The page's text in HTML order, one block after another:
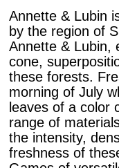
Annette & Lubin
by the region of
Annette & Lubin,
cone,
these forests.
morning of July
leaves of a color
range of
the intensity,
freshness of